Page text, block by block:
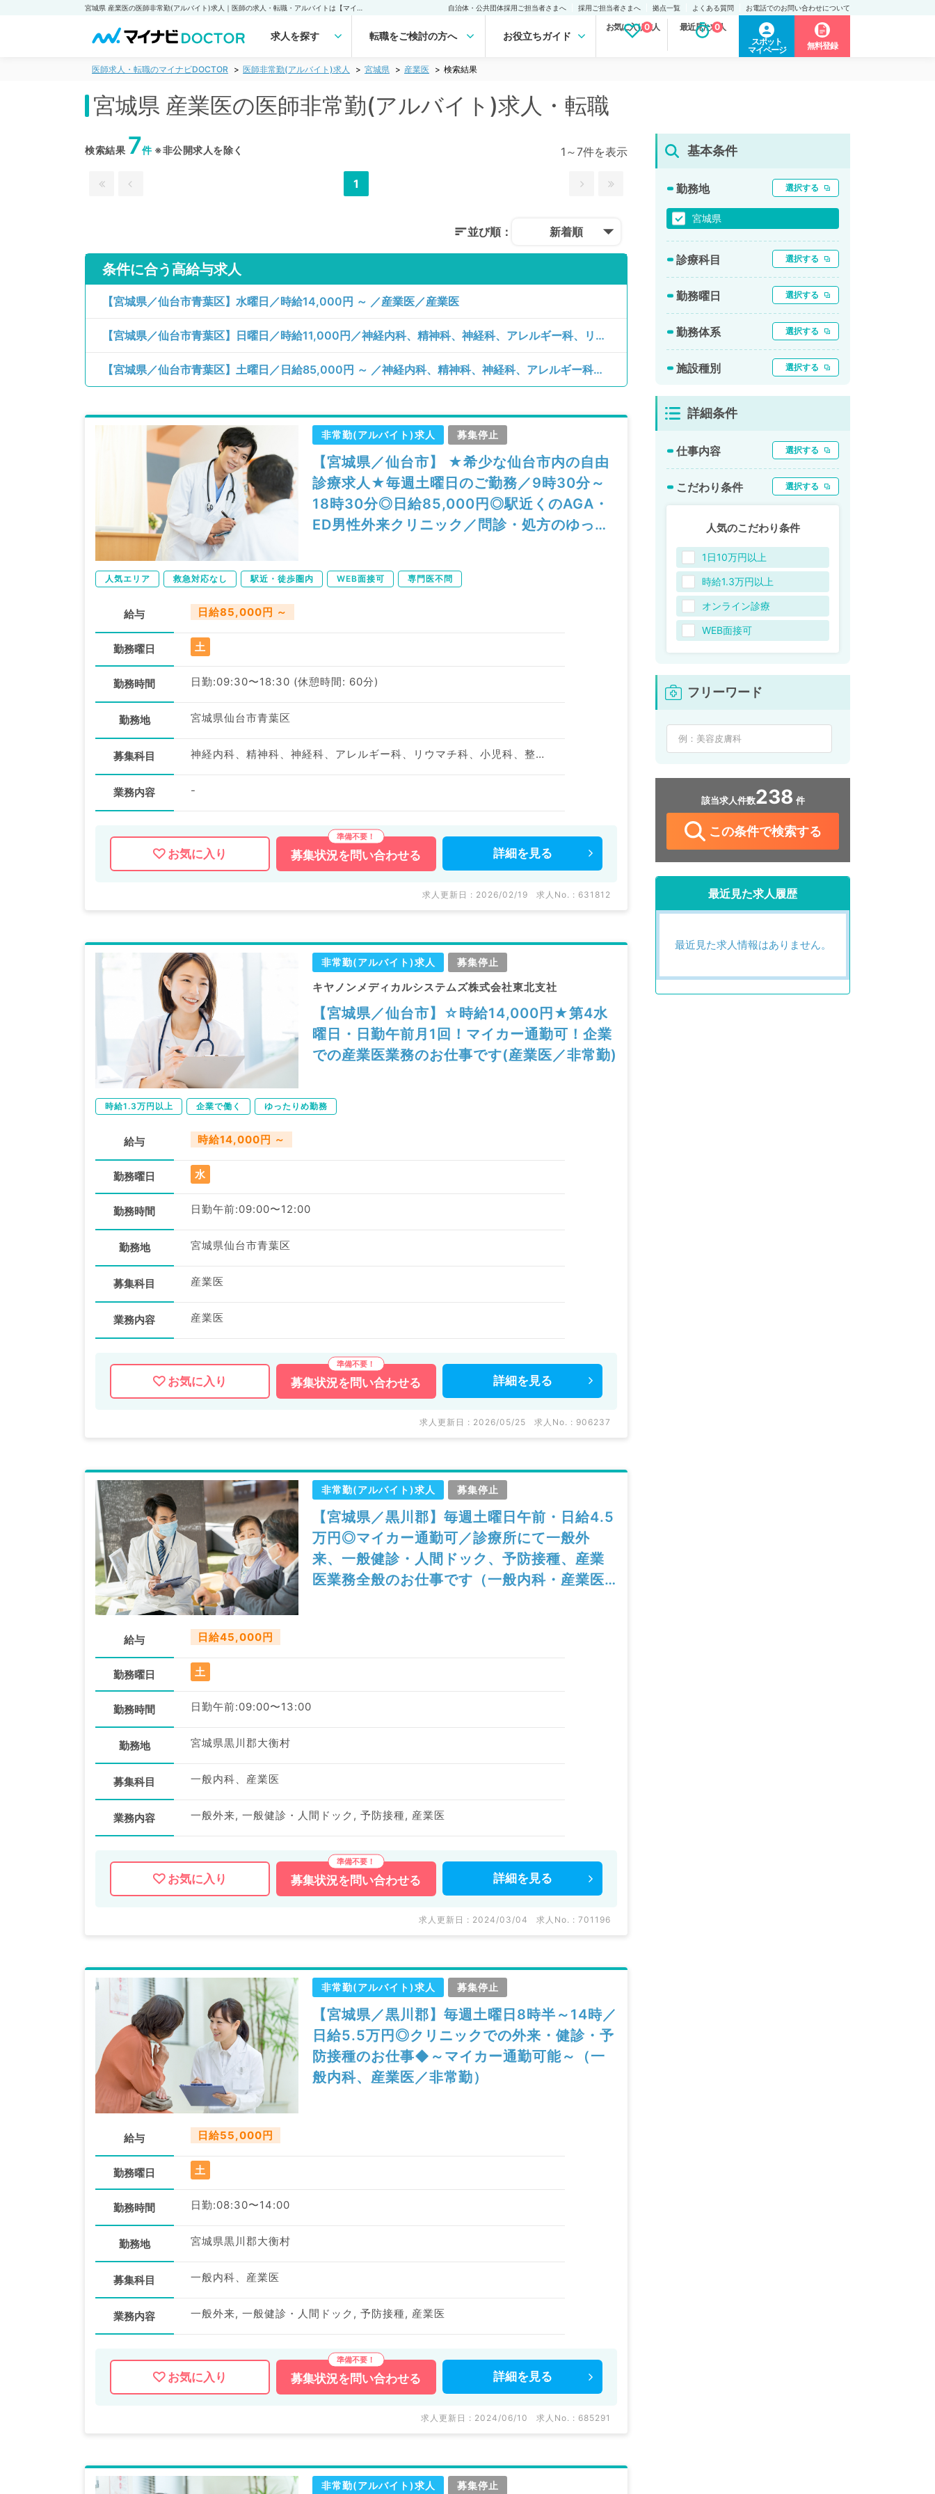
自治体・公共団体採用ご担当者さまへ 採用ご担当者さまへ 拠点一覧 よくある質問 お電話でのお問い合わせについて
求人を探す 転職をご検討の方へ お役立ちガイド
お気に入り求人
0 最近見た求人
0
スポット
マイページ
無料登録
医師求人・転職のマイナビDOCTOR 医師非常勤(アルバイト)求人 宮城県 産業医 検索結果
宮城県 産業医の医師非常勤(アルバイト)求人・転職
検索結果 7件※非公開求人を除く 1～7件を表示
1
並び順： 新着順
条件に合う高給与求人
【宮城県／仙台市青葉区】水曜日／時給14,000円 ～ ／産業医／産業医
【宮城県／仙台市青葉区】日曜日／時給11,000円／神経内科、精神科、神経科、アレルギー科、リウマチ科、小児科、整形外科、形成外科、美容外科、脳神経外科、呼吸器外科、心臓血管外科、小児外科、皮膚科、泌尿器科、産婦人科、産科、婦人科、眼科、耳鼻咽喉科、気管食道科、放射線科、リハビリテーション科、歯科、矯正歯科、歯科口腔外科、小児歯科、麻酔科、ペインクリニック、人工透析科、緩和ケア科、一般内科、循環器内科、呼吸器内科、消化器内科、内分泌・代謝内科、腎臓内科、老年内科、血液内科、外科系全般、一般外科、消化器外科、乳腺外科、総合診療科、美容皮膚科、健診・人間ドック、救急科・ＩＣＵ、病理科、基礎医学系、膠原病科、スポーツ整形外科、大腸・肛門外科、その他、産業医
【宮城県／仙台市青葉区】土曜日／日給85,000円 ～ ／神経内科、精神科、神経科、アレルギー科、リウマチ科、小児科、整形外科、形成外科、美容外科、脳神経外科、呼吸器外科、心臓血管外科、小児外科、皮膚科、泌尿器科、産婦人科、産科、婦人科、眼科、耳鼻咽喉科、気管食道科、放射線科、リハビリテーション科、歯科、矯正歯科、歯科口腔外科、小児歯科、麻酔科、ペインクリニック、人工透析科、緩和ケア科、一般内科、循環器内科、呼吸器内科、消化器内科、内分泌・代謝内科、腎臓内科、老年内科、血液内科、外科系全般、一般外科、消化器外科、乳腺外科、総合診療科、美容皮膚科、健診・人間ドック、救急科・ＩＣＵ、病理科、基礎医学系、膠原病科、スポーツ整形外科、大腸・肛門外科、その他、産業医
非常勤(アルバイト)求人 募集停止
【宮城県／仙台市】 ★希少な仙台市内の自由
診療求人★毎週土曜日のご勤務／9時30分～
18時30分◎日給85,000円◎駅近くのAGA・
ED男性外来クリニック／問診・処方のゆった
人気エリア 救急対応なし 駅近・徒歩圏内 WEB面接可 専門医不問
給与 日給85,000円 ～
勤務曜日 土
勤務時間 日勤:09:30〜18:30 (休憩時間: 60分)
勤務地 宮城県仙台市青葉区
募集科目 神経内科、精神科、神経科、アレルギー科、リウマチ科、小児科、整形外科、形成外科、美容外科、脳神経外科、呼吸器外科、心臓血管外科、小児外科、皮膚科、泌尿器科、産婦人科、産科、婦人科、眼科、耳鼻咽喉科、気管食道科、放射線科、リハビリテーション科、歯科、矯正歯科、歯科口腔外科、小児歯科、麻酔科、ペインクリニック、人工透析科、緩和ケア科、一般内科、循環器内科、呼吸器内科、消化器内科、内分泌・代謝内科、腎臓内科、老年内科、血液内科、外科系全般、一般外科、消化器外科、乳腺外科、総合診療科、美容皮膚科、健診・人間ドック、救急科・ＩＣＵ、病理科、基礎医学系、膠原病科、スポーツ整形外科、大腸・肛門外科、その他、産業医
業務内容 -
お気に入り 募集状況を 問い合わせる 詳細を 見る
求人更新日 : 2026/02/19 求人No. : 631812
非常勤(アルバイト)求人 募集停止
キヤノンメディカルシステムズ株式会社東北支社
【宮城県／仙台市】☆時給14,000円★第4水
曜日・日勤午前月1回！マイカー通勤可！企業
での産業医業務のお仕事です(産業医／非常勤)
時給1.3万円以上 企業で働く ゆったりめ勤務
給与 時給14,000円 ～
勤務曜日 水
勤務時間 日勤午前:09:00〜12:00
勤務地 宮城県仙台市青葉区
募集科目 産業医
業務内容 産業医
お気に入り 募集状況を 問い合わせる 詳細を 見る
求人更新日 : 2026/05/25 求人No. : 906237
非常勤(アルバイト)求人 募集停止
【宮城県／黒川郡】毎週土曜日午前・日給4.5
万円◎マイカー通勤可／診療所にて一般外
来、一般健診・人間ドック、予防接種、産業
医業務全般のお仕事です（一般内科・産業医
給与 日給45,000円
勤務曜日 土
勤務時間 日勤午前:09:00〜13:00
勤務地 宮城県黒川郡大衡村
募集科目 一般内科、産業医
業務内容 一般外来, 一般健診・人間ドック, 予防接種, 産業医
お気に入り 募集状況を 問い合わせる 詳細を 見る
求人更新日 : 2024/03/04 求人No. : 701196
非常勤(アルバイト)求人 募集停止
【宮城県／黒川郡】毎週土曜日8時半～14時／
日給5.5万円◎クリニックでの外来・健診・予
防接種のお仕事◆～マイカー通勤可能～（一
般内科、産業医／非常勤）
給与 日給55,000円
勤務曜日 土
勤務時間 日勤:08:30〜14:00
勤務地 宮城県黒川郡大衡村
募集科目 一般内科、産業医
業務内容 一般外来, 一般健診・人間ドック, 予防接種, 産業医
お気に入り 募集状況を 問い合わせる 詳細を 見る
求人更新日 : 2024/06/10 求人No. : 685291
非常勤(アルバイト)求人 募集停止
基本条件
勤務地 選択する
宮城県
診療科目 選択する
勤務曜日 選択する
勤務体系 選択する
施設種別 選択する
詳細条件
仕事内容 選択する
こだわり条件 選択する
人気のこだわり条件
1日10万円以上
時給1.3万円以上
オンライン診療
WEB面接可
フリーワード
該当求人件数238 件
この条件で検索する
最近見た求人履歴
最近見た求人情報はありません。